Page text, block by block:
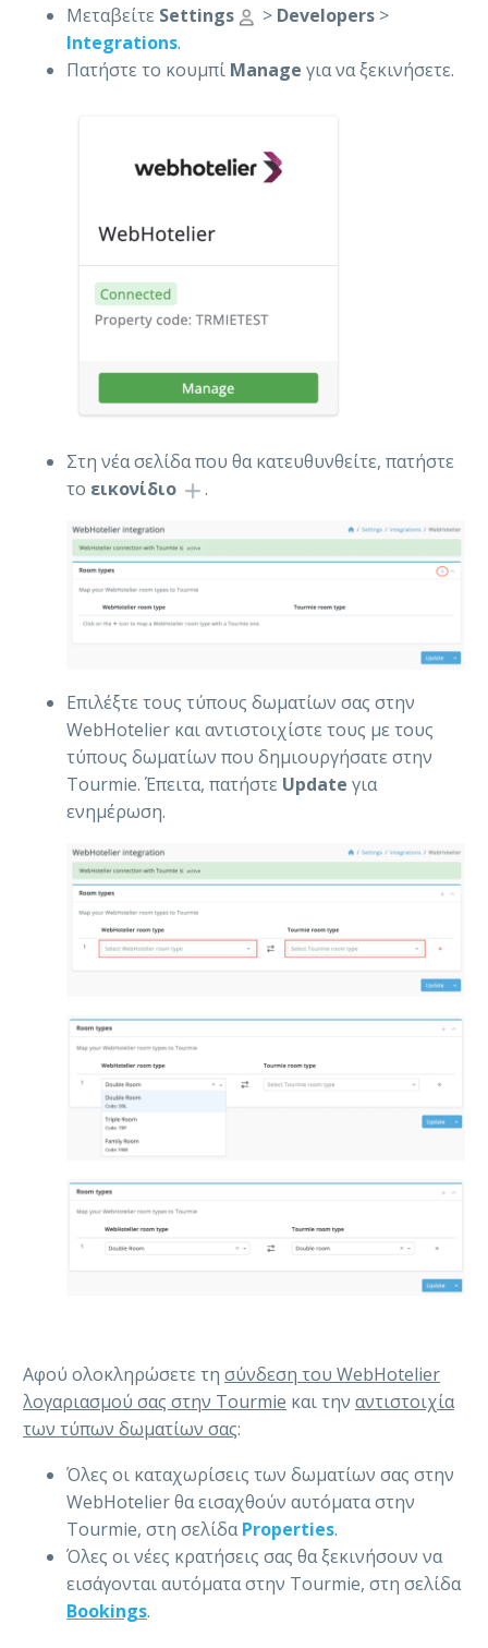
Μεταβείτε Settings > Developers >
Integrations.
Πατήστε το κουμπί Manage για να ξεκινήσετε.
Στη νέα σελίδα που θα κατευθυνθείτε, πατήστε
το εικονίδιο .
Επιλέξτε τους τύπους δωματίων σας στην
WebHotelier και αντιστοιχίστε τους με τους
τύπους δωματίων που δημιουργήσατε στην
Tourmie. Έπειτα, πατήστε Update για
ενημέρωση.
Αφού ολοκληρώσετε τη σύνδεση του WebHotelier
λογαριασμού σας στην Tourmie και την αντιστοιχία
των τύπων δωματίων σας:
Όλες οι καταχωρίσεις των δωματίων σας στην
WebHotelier θα εισαχθούν αυτόματα στην
Tourmie, στη σελίδαProperties.
Όλες οι νέες κρατήσεις σας θα ξεκινήσουν να
εισάγονται αυτόματα στην Tourmie, στη σελίδα
Bookings.